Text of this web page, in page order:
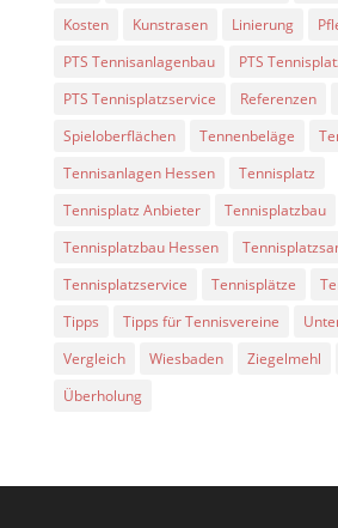
Kosten
Kunstrasen Linierung
PTS Tennisanlagenbau
PTS
PTS Tennisplatzservice
Referenzen
Spieloberflächen
Tennenbeläge
Tennisanlagen Hessen
Tennisplatz
Tennisplatz Anbieter
Tennisplatzbau
Tennisplatzbau Hessen
Tennisplatzservice
Tennisplätze
Tipps
Tipps für Tennisvereine
Vergleich
Wiesbaden Ziegelmehl
Überholung